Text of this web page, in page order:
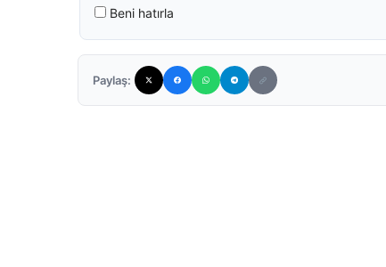
Beni hatırla
Paylaş: